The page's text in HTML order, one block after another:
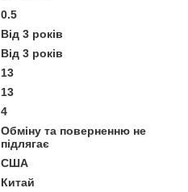
0.5
Від 3 років
Від 3 років
13
13
4
Обміну та поверненню не
підлягає
США
Китай